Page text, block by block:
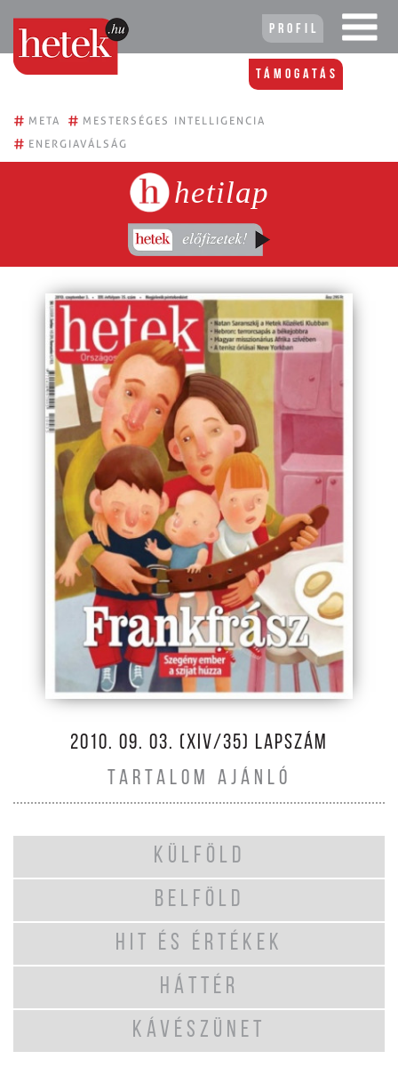
Profil
Támogatás
# META # MESTERSÉGES INTELLIGENCIA
# ENERGIAVÁLSÁG
hetilap
2010. 09. 03. (XIV/35) LAPSZÁM
TARTALOM AJÁNLÓ
KÜLFÖLD
BELFÖLD
HIT ÉS ÉRTÉKEK
HÁTTÉR
KÁVÉSZÜNET